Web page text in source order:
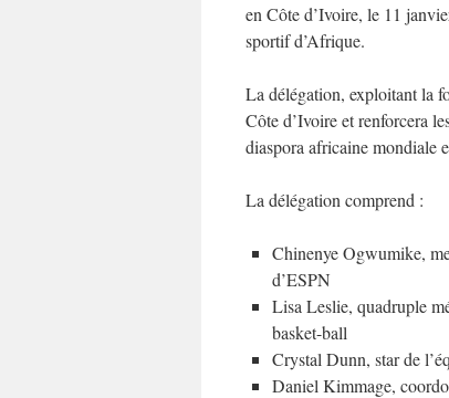
en Côte d’Ivoire, le 11
sportif d’Afrique.
La délégation, exploitant la
Côte d’Ivoire et renforcera
diaspora africaine mondiale
La délégation comprend :
Chinenye Ogwumike,
d’ESPN
Lisa Leslie, quadruple
basket-ball
Crystal Dunn, star de
Daniel Kimmage,